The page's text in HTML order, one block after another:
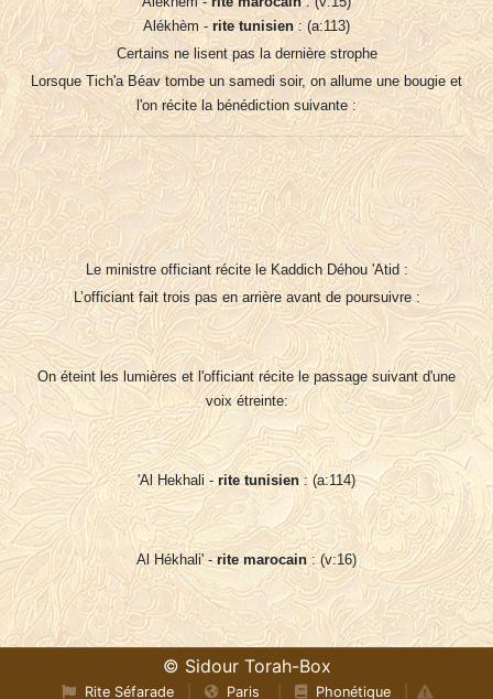
Alékhèm - rite tunisien: (a:113)
Certains ne lisent pas la dernière strophe
Lorsque Tich'a Béav tombe un samedi soir, on allume une bougie et
l'on récite la bénédiction suivante :
Le ministre officiant récite le Kaddich Déhou 'Atid :
L’officiant fait trois pas en arrière avant de poursuivre :
On éteint les lumières et l'officiant récite le passage suivant d'une
voix étreinte:
'Al Hekhali - rite tunisien: (a:114)
Al Hékhali' -rite marocain : (v:16)
© Sidour Torah-Box
Rite Séfarade Paris Phonétique